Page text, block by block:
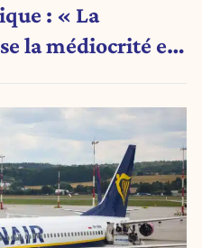
: « La
la médiocrité et